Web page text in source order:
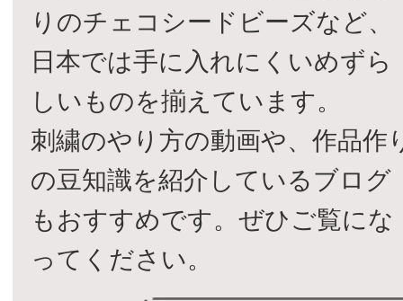
りのチェコシードビーズなど、
日本では手に入れにくいめずら
しいものを揃えています。
刺繍のやり方の動画や、作品作
の豆知識を紹介しているブログ
もおすすめです。ぜひご覧にな
ってください。